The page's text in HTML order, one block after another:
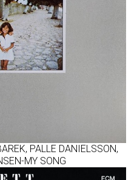
PALLE DANIELSSON,
MY SONG